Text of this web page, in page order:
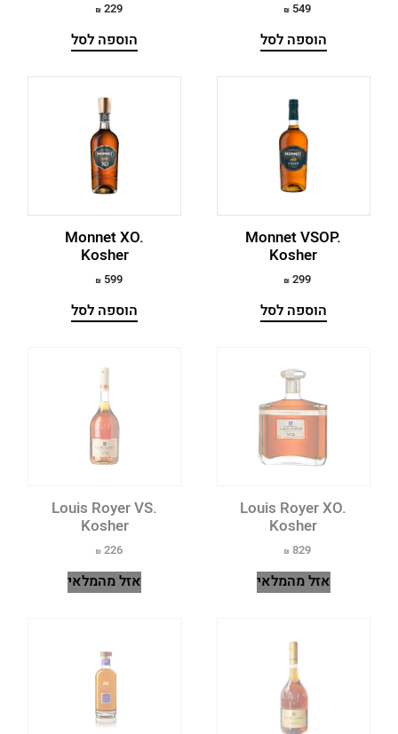
549
הוספה לסל
229
הוספה לסל
Monnet VSOP.
Kosher
299
הוספה לסל
Monnet XO.
Kosher
599
הוספה לסל
Louis Royer XO.
Kosher
829
אזל מהמלאי
Louis Royer VS.
Kosher
226
אזל מהמלאי